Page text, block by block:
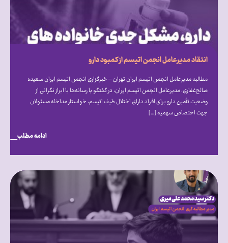
انتقاد مدیرعامل انجمن اتیسم از کمبود دارو
مطالبه مدیرعامل انجمن اتیسم ایران تهران – خبرگزاری انجمن اتیسم ایران سعیده
صالح‌غفاری، مدیرعامل انجمن اتیسم ایران، در گفتگو با رسانه‌ها با ابراز نگرانی از
وضعیت تأمین دارو برای افراد دارای اختلال طیف اتیسم، خواستار مداخله مسئولان
جهت اختصاص سهمیه […]
ادامه مطلب